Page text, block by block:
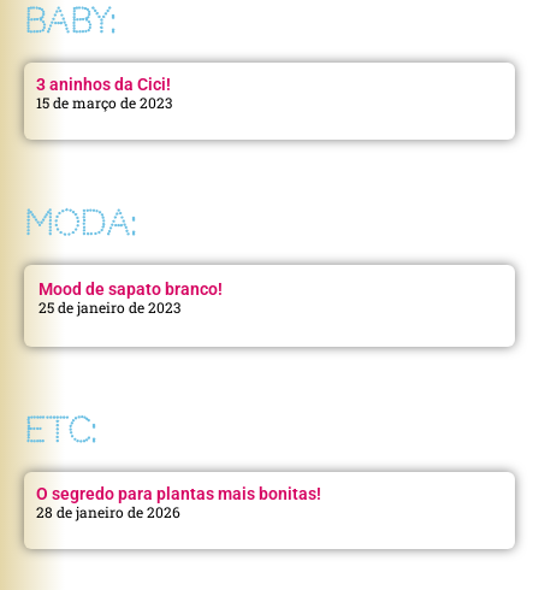
BABY:
3 aninhos da Cici!
15 de março de 2023
MODA:
Mood de sapato branco!
25 de janeiro de 2023
ETC:
O segredo para plantas mais bonitas!
28 de janeiro de 2026